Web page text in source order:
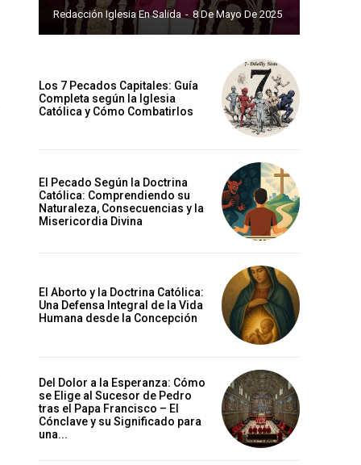
Redacción Iglesia En Salida - 8 De Mayo De 2025
Los 7 Pecados Capitales: Guía
Completa según la Iglesia
Católica y Cómo Combatirlos
El Pecado Según la Doctrina
Católica: Comprendiendo su
Naturaleza, Consecuencias y la
Misericordia Divina
El Aborto y la Doctrina Católica:
Una Defensa Integral de la Vida
Humana desde la Concepción
Del Dolor a la Esperanza: Cómo
se Elige al Sucesor de Pedro
tras el Papa Francisco – El
Cónclave y su Significado para
una...